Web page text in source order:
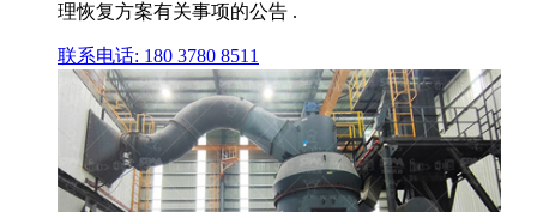
理恢复方案有关事项的公告 .
联系电话: 180 3780 8511